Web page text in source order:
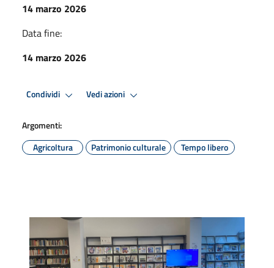
14 marzo 2026
Data fine:
14 marzo 2026
Condividi Vedi azioni
Argomenti:
Agricoltura
Patrimonio culturale Tempo libero